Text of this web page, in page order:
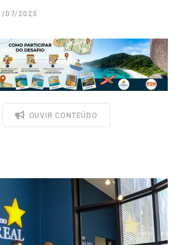
07/2023
OUVIR CONTEÚDO